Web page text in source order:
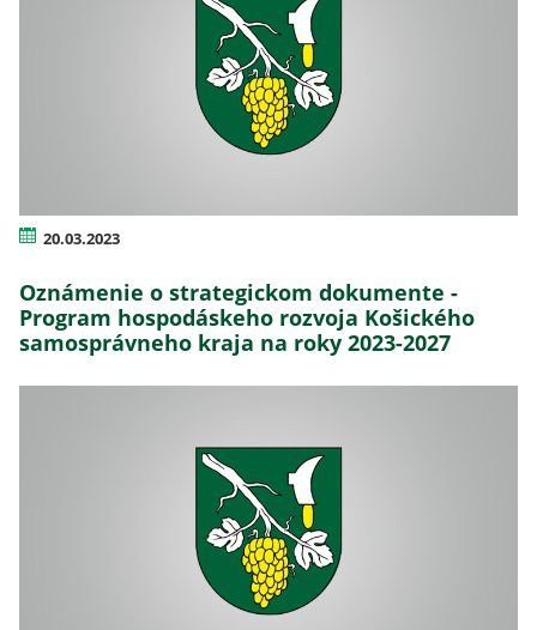
20.03.2023
Oznámenie o strategickom dokumente -
Program hospodáskeho rozvoja Košického
samosprávneho kraja na roky 2023-2027